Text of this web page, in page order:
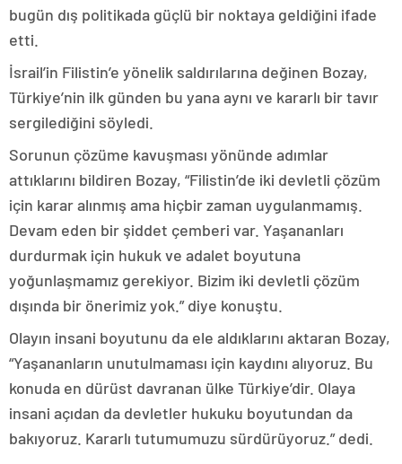
bugün dış politikada güçlü bir noktaya geldiğini ifade
etti.
İsrail’in Filistin’e yönelik saldırılarına değinen Bozay,
Türkiye’nin ilk günden bu yana aynı ve kararlı bir tavır
sergilediğini söyledi.
Sorunun çözüme kavuşması yönünde adımlar
attıklarını bildiren Bozay, “Filistin’de iki devletli çözüm
için karar alınmış ama hiçbir zaman uygulanmamış.
Devam eden bir şiddet çemberi var. Yaşananları
durdurmak için hukuk ve adalet boyutuna
yoğunlaşmamız gerekiyor. Bizim iki devletli çözüm
dışında bir önerimiz yok.” diye konuştu.
Olayın insani boyutunu da ele aldıklarını aktaran Bozay,
“Yaşananların unutulmaması için kaydını alıyoruz. Bu
konuda en dürüst davranan ülke Türkiye’dir. Olaya
insani açıdan da devletler hukuku boyutundan da
bakıyoruz. Kararlı tutumumuzu sürdürüyoruz.” dedi.